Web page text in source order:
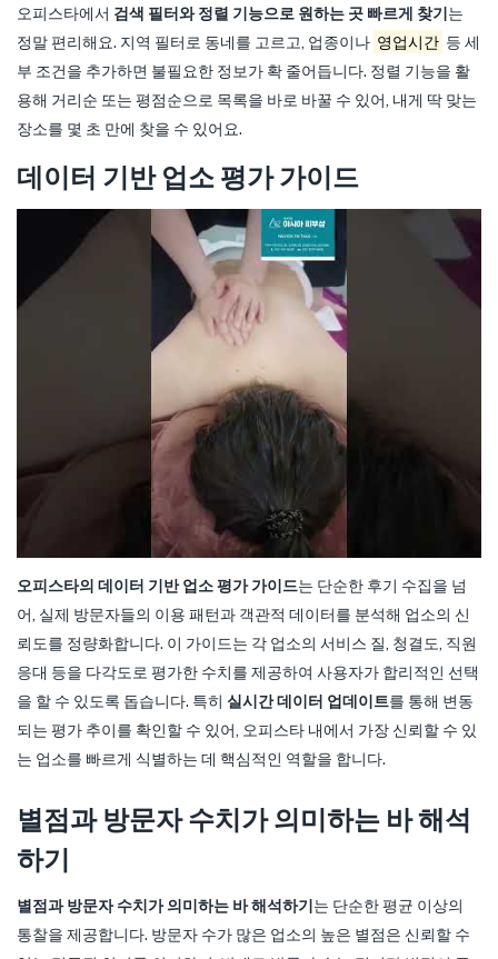
오피스타에서 검색 필터와 정렬 기능으로 원하는 곳 빠르게 찾기는
정말 편리해요. 지역 필터로 동네를 고르고, 업종이나 영업시간 등 세
부 조건을 추가하면 불필요한 정보가 확 줄어듭니다. 정렬 기능을 활
용해 거리순 또는 평점순으로 목록을 바로 바꿀 수 있어, 내게 딱 맞는
장소를 몇 초 만에 찾을 수 있어요.
데이터 기반 업소 평가 가이드
오피스타의 데이터 기반 업소 평가 가이드는 단순한 후기 수집을 넘
어, 실제 방문자들의 이용 패턴과 객관적 데이터를 분석해 업소의 신
뢰도를 정량화합니다. 이 가이드는 각 업소의 서비스 질, 청결도, 직원
응대 등을 다각도로 평가한 수치를 제공하여 사용자가 합리적인 선택
을 할 수 있도록 돕습니다. 특히 실시간 데이터 업데이트를 통해 변동
되는 평가 추이를 확인할 수 있어, 오피스타 내에서 가장 신뢰할 수 있
는 업소를 빠르게 식별하는 데 핵심적인 역할을 합니다.
별점과 방문자 수치가 의미하는 바 해석
하기
별점과 방문자 수치가 의미하는 바 해석하기 는 단순한 평균 이상의
통찰을 제공합니다. 방문자 수가 많은 업소의 높은 별점은 신뢰할 수